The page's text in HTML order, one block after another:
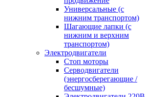
Универсальные (с
нижним транспортом)
Шагающие лапки (с
нижним и верхним
транспортом)
Электродвигатели
Стоп моторы
Серводвигатели
(энергосберегающие /
бесшумные)